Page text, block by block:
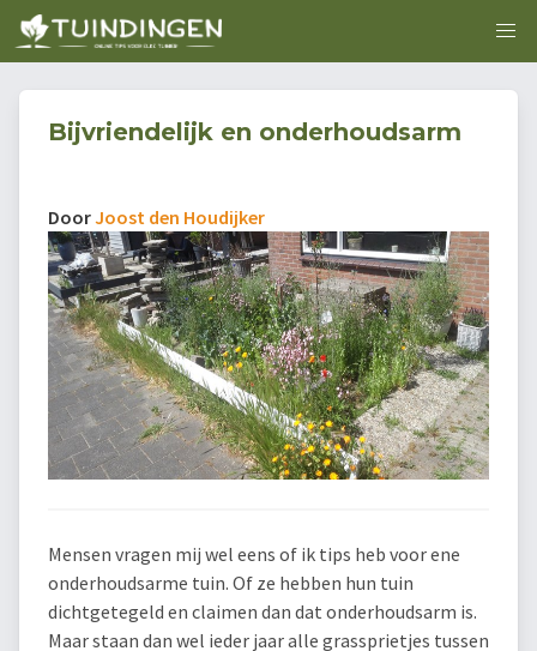
Bijvriendelijk en onderhoudsarm
DoorJoost den Houdijker
Mensen vragen mij wel eens of ik tips heb voor ene
onderhoudsarme tuin. Of ze hebben hun tuin
dichtgetegeld en claimen dan dat onderhoudsarm is.
Maar staan dan wel ieder jaar alle grassprietjes tussen